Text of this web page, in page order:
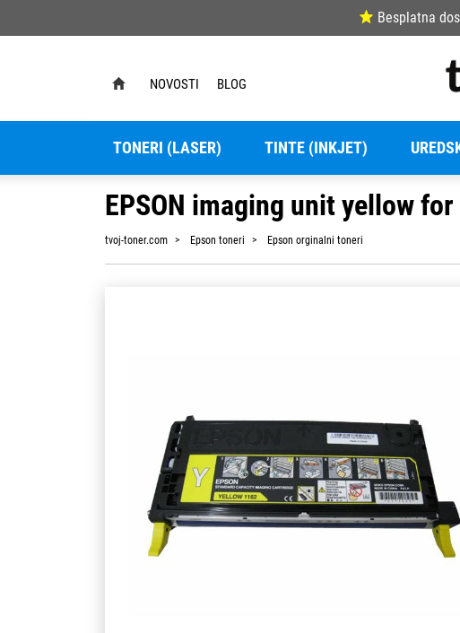
Besplatna
NOVOSTI BLOG
TONERI (LASER) TINTE (INKJET)
EPSON imaging unit yellow for
tvoj-toner.com Epson toneri Epson orginalni toneri